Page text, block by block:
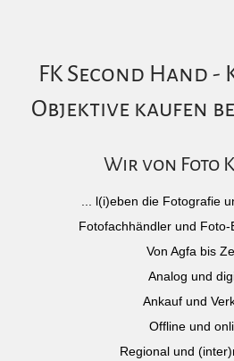
FK Second Hand -
Objektive kaufen
Wir von Foto
... l(i)eben die Fotografie
Fotofachhändler und Foto-
Von Agfa bis
Analog und
Ankauf und
Offline und
Regional und